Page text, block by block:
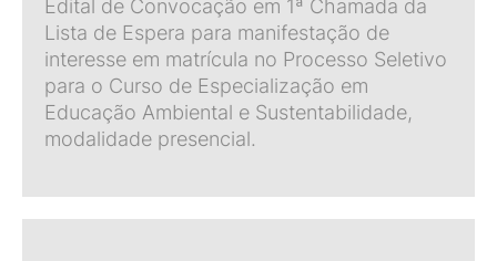
Edital de Convocação em 1ª Chamada da
Lista de Espera para manifestação de
interesse em matrícula no Processo Seletivo
para o Curso de Especialização em
Educação Ambiental e Sustentabilidade,
modalidade presencial.